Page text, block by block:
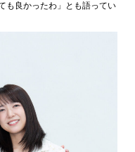
も良かったわ」とも語ってい